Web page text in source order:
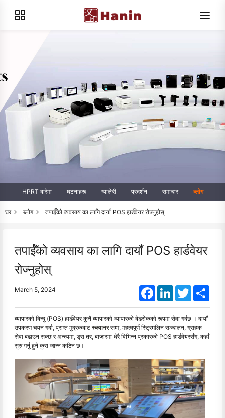
HPRT बारेमा घटनाहरू ग्यालेरी प्रदर्शन समाचार ब्लोग
घर ब्लोग तपाईँको व्यवसाय का लागि दायाँ POS हार्डवेयर रोज्नुहोस्
तपाईँको व्यवसाय का लागि दायाँ POS हार्डवेयर
रोज्नुहोस्
March 5, 2024 FacebookLinkedInTwitter
व्यापारको बिन्दु (POS) हार्डवेयर कुनै व्यापारको व्यापारको बेडरोकको रूपमा सेवा गर्दछ । दायाँ
उपकरण चयन गर्दा, प्राप्त मुद्रकबाट स्क्यानरसम्म, महत्वपूर्ण स्ट्रिमलिन सञ्चालन, ग्राहक
सेवा बढाउन सक्छ र अन्त्यमा, ड्रा तर, बाजारमा धेरै विभिन्न प्रकारको POS हार्डवेयरसँग, कहाँ
सुरु गर्नु हुने कुरा जान्न कठिन छ।